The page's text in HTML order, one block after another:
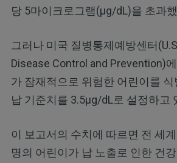
당 5마이크로그램(µg/dL)을 초과
그러나 미국 질병통제예방센터
Disease Control and Prevention)
가 잠재적으로 위험한 어린이를
납 기준치를 3.5µg/dL로 설정하고
이 보고서의 수치에 따르면 전 세
명의 어린이가 납 노출로 인한 건